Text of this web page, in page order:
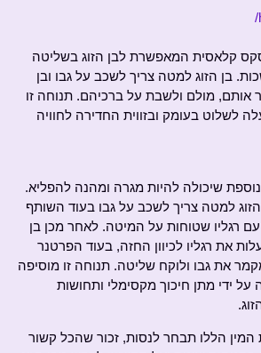
קלאסית המאפשרת לבן הזוג בשליטה
בן הזוג למטה צריך לשכב על גבו ובן
אותם, מולם ולשבת על ברכיהם. תנוחה זו
לשלוט בעומק ובזווית החדירה לחוויה
שיכולה להיות מגרה ומהנה להפליא.
למטה צריך לשכב על גבו בעוד השותף
רגליו שטוחות על המיטה. לאחר מכן בן
את רגליו לכיוון החזה, בעוד הפרטנר
את גבו ולוקח שליטה. תנוחה זו מוסיפה
ידי מתן חיכוך מקסימלי ותחושות
המין הללו תבחר לנסות, זכור שהכל קשור